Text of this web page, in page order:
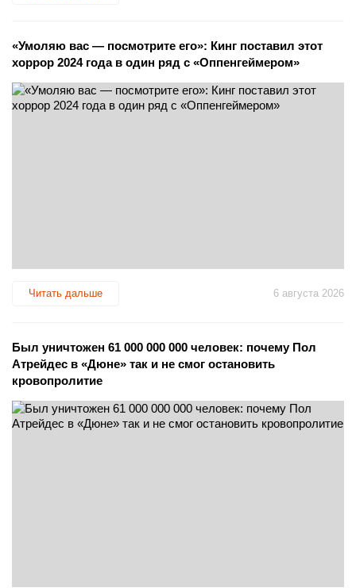
«Умоляю вас — посмотрите его»: Кинг поставил этот
хоррор 2024 года в один ряд с «Оппенгеймером»
Читать дальше 6 августа 2026
Был уничтожен 61 000 000 000 человек: почему Пол
Атрейдес в «Дюне» так и не смог остановить
кровопролитие